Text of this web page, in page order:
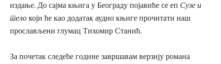
издање. До сајма књига у Београду појавиће се еп Сузе и
тело који ће као додатак аудио књиге прочитати наш
прослављени глумац Тихомир Станић.
За почетак следеће године завршавам верзију романа